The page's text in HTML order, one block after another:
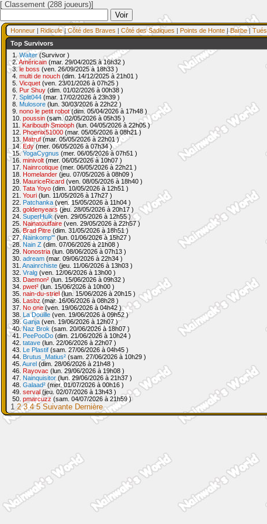
[ Classement (288 joueurs)]
Honneur | Ridicule|Côté des Braves | Côté des Sadiques | Points de Honte |Barbe| Tués
Top Survivors
1. Walter(Survivor )
2.Américain (mar. 29/04/2025 à 16h32 )
3.le boss (ven. 26/09/2025 à 18h33 )
4. multi de nouch (dim. 14/12/2025 à 21h01 )
5. Vicquet (ven. 23/01/2026 à 07h25 )
6. Pur Shuy (dim. 01/02/2026 à 00h38 )
7. Split044 (mar. 17/02/2026 à 23h39 )
8. Mulosore (lun. 30/03/2026 à 22h22 )
9. nono le petit robot(dim. 05/04/2026 à 17h48 )
10. poussin (sam. 02/05/2026 à 05h35 )
11. Karibouth Smooph (lun. 04/05/2026 à 22h05 )
12. Phoenix51000 (mar. 05/05/2026 à 08h21 )
13. Matruf(mar. 05/05/2026 à 22h01 )
14.Edy(mer. 06/05/2026 à 07h34 )
15.YogaCygnus (mer. 06/05/2026 à 07h51 )
16. minivolt (mer. 06/05/2026 à 10h07 )
17. Nainrcotique (mer. 06/05/2026 à 22h21 )
18. Homelander (jeu. 07/05/2026 à 08h09 )
19. MauriceRicard (ven. 08/05/2026 à 18h40 )
20. Tata Yoyo (dim. 10/05/2026 à 12h51 )
21. Youri (lun. 11/05/2026 à 17h27 )
22. Patchanka (ven. 15/05/2026 à 11h04 )
23. goldenyears (jeu. 28/05/2026 à 20h17 )
24. SuperHulk(ven. 29/05/2026 à 12h55 )
25. Nainatoutfaire (ven. 29/05/2026 à 22h57 )
26.Brad Pitre (dim. 31/05/2026 à 18h51 )
27.Nainkomp"' (lun. 01/06/2026 à 15h27 )
28. Nain Z (dim. 07/06/2026 à 21h08 )
29. Nonostria (lun. 08/06/2026 à 07h13 )
30. adream (mar. 09/06/2026 à 22h34 )
31. Anainrchiste (jeu. 11/06/2026 à 13h03 )
32. Vralg (ven. 12/06/2026 à 13h00 )
33. Daemon² (lun. 15/06/2026 à 09h32 )
34. pwet² (lun. 15/06/2026 à 10h00 )
35. nain-du-striel(lun. 15/06/2026 à 20h15 )
36. Lasbz (mar. 16/06/2026 à 08h28 )
37. No one(ven. 19/06/2026 à 04h42 )
38. La Douille (ven. 19/06/2026 à 09h52 )
39.Ganja (ven. 19/06/2026 à 12h07 )
40.Naz Brok (sam. 20/06/2026 à 18h07 )
41. PeePooDo (dim. 21/06/2026 à 10h24 )
42. tatave (lun. 22/06/2026 à 22h07 )
43. Le Plastif (sam. 27/06/2026 à 04h45 )
44. Brutus_Matius² (sam. 27/06/2026 à 10h29 )
45. Aurel (dim. 28/06/2026 à 21h48 )
46. Rayovac (lun. 29/06/2026 à 19h08 )
47. Nainquisitor (lun. 29/06/2026 à 21h37 )
48. Galaad² (mer. 01/07/2026 à 00h16 )
49. serval(jeu. 02/07/2026 à 13h43 )
50. pmarcuzz (sam. 04/07/2026 à 21h59 )
1 2 3 4 5 Suivante Dernière